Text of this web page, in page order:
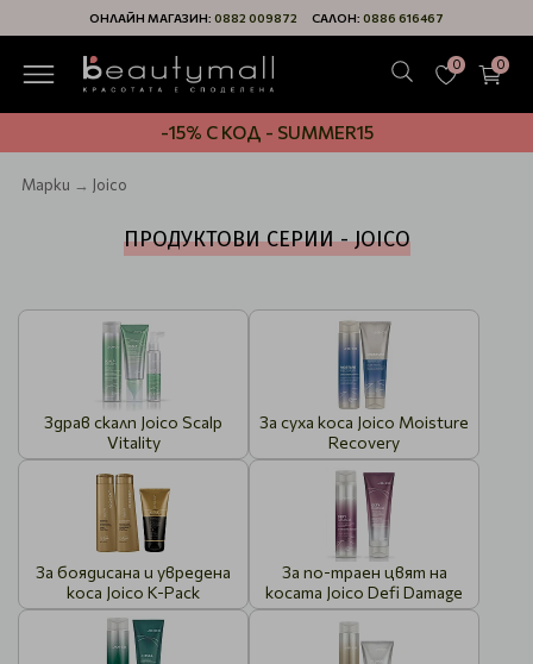
ОНЛАЙН МАГАЗИН: 0882 009872 САЛОН: 0886 616467
0 0
-15% С КОД - SUMMER15
Марки Joico
ПРОДУКТОВИ СЕРИИ - JOICO
Здрав скалп Joico Scalp
Vitality
За суха коса Joico Moisture
Recovery
За боядисана и увредена
коса Joico K-Pack
За по-траен цвят на
косата Joico Defi Damage